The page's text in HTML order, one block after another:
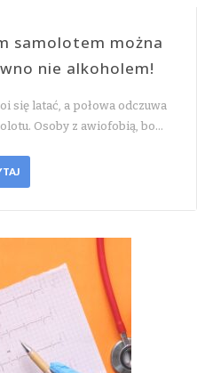
samolotem można
nie alkoholem!
się latać, a połowa odczuwa
Osoby z awiofobią, bo…